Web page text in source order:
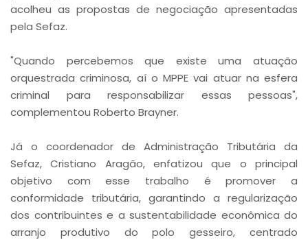
acolheu as propostas de negociação apresentadas
pela Sefaz.
"Quando percebemos que existe uma atuação
orquestrada criminosa, aí o MPPE vai atuar na esfera
criminal para responsabilizar essas pessoas",
complementou Roberto Brayner.
Já o coordenador de Administração Tributária da
Sefaz, Cristiano Aragão, enfatizou que o principal
objetivo com esse trabalho é promover a
conformidade tributária, garantindo a regularização
dos contribuintes e a sustentabilidade econômica do
arranjo produtivo do polo gesseiro, centrado